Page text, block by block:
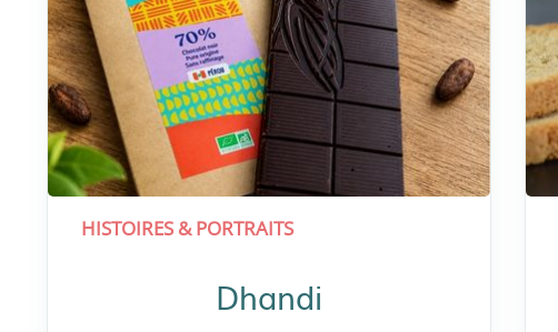
HISTOIRES & PORTRAITS
Dhandi